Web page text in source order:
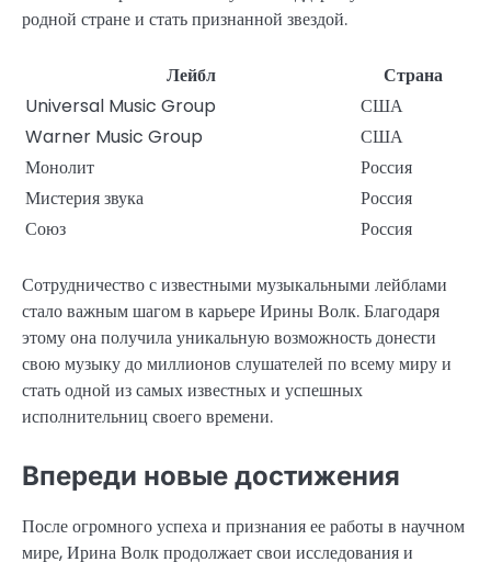
родной стране и стать признанной звездой.
Лейбл
Страна
Universal Music Group
США
Warner Music Group
США
Монолит
Россия
Мистерия звука
Россия
Союз
Россия
Сотрудничество с известными музыкальными лейблами
стало важным шагом в карьере Ирины Волк. Благодаря
этому она получила уникальную возможность донести
свою музыку до миллионов слушателей по всему миру и
стать одной из самых известных и успешных
исполнительниц своего времени.
Впереди новые достижения
После огромного успеха и признания ее работы в научном
мире, Ирина Волк продолжает свои исследования и